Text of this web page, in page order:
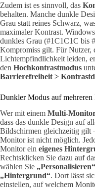
Zudem ist es sinnvoll, das
behalten. Manche dunkle
Grau statt reines Schwarz,
maximaler Kontrast.
dunkles Grau (#1C1C1C bis
Kompromiss gilt. Für Nutzer,
Lichtempfindlichkeit leiden,
den Hochkontrastmodus
Barrierefreiheit >
Dunkler Modus auf mehreren
Wer mit einem Multi-
dass das dunkle Design auf
Bildschirmen gleichzeitig gilt
Monitor ist nicht möglich.
Monitor ein eigenes
Rechtsklicken Sie dazu auf
wählen Sie „Personalisieren“
„Hintergrund“. Dort lässt
einstellen, auf welchem